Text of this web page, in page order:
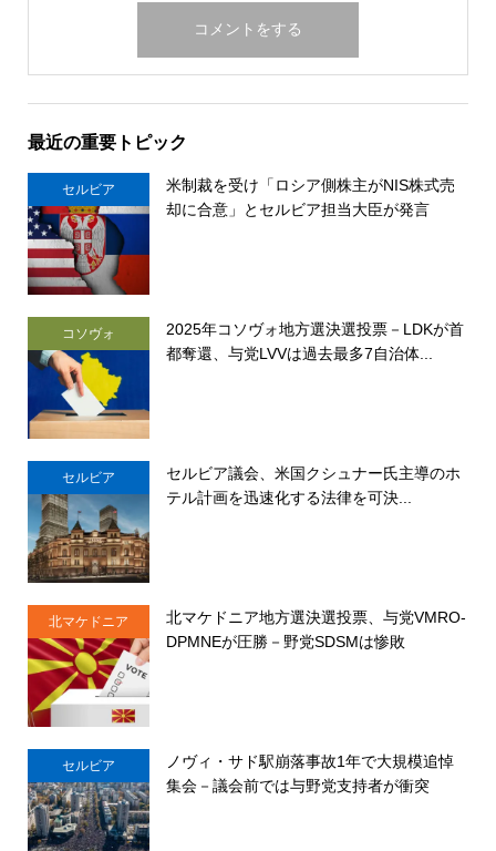
最近の重要トピック
セルビア
米制裁を受け「ロシア側株主がNIS株式売
却に合意」とセルビア担当大臣が発言
コソヴォ
2025年コソヴォ地方選決選投票－LDKが首
都奪還、与党LVVは過去最多7自治体...
セルビア
セルビア議会、米国クシュナー氏主導のホ
テル計画を迅速化する法律を可決...
北マケドニア
北マケドニア地方選決選投票、与党VMRO-
DPMNEが圧勝－野党SDSMは惨敗
セルビア
ノヴィ・サド駅崩落事故1年で大規模追悼
集会－議会前では与野党支持者が衝突